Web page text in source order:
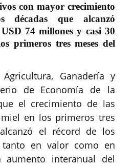
con mayor crecimiento
décadas que alcanzó
74 millones y casi 30
primeros tres meses del
Ganadería y
de Economía de la
el crecimiento de las
en los primeros tres
el récord de los
en valor como en
aumento interanual del